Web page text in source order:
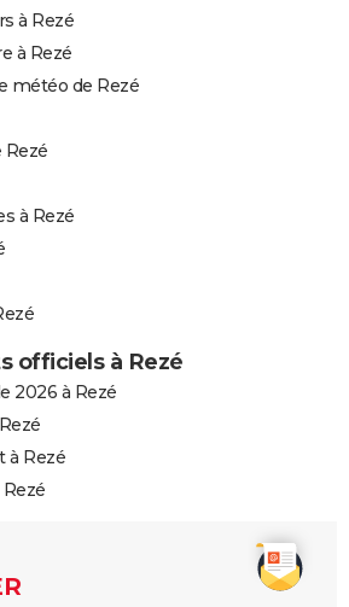
à Rezé
à Rezé
météo de Rezé
à Rezé
officiels à Rezé
2026 à Rezé
à Rezé